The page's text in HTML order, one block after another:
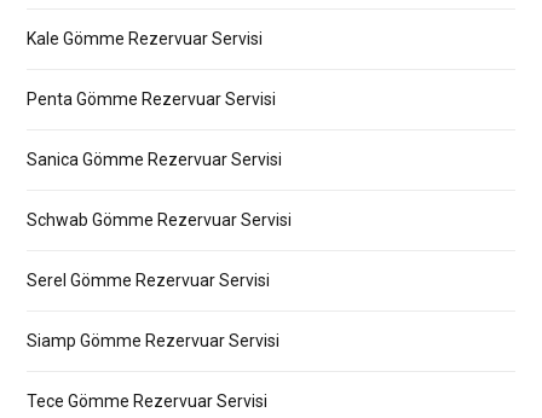
Kale Gömme Rezervuar Servisi
Penta Gömme Rezervuar Servisi
Sanica Gömme Rezervuar Servisi
Schwab Gömme Rezervuar Servisi
Serel Gömme Rezervuar Servisi
Siamp Gömme Rezervuar Servisi
Tece Gömme Rezervuar Servisi